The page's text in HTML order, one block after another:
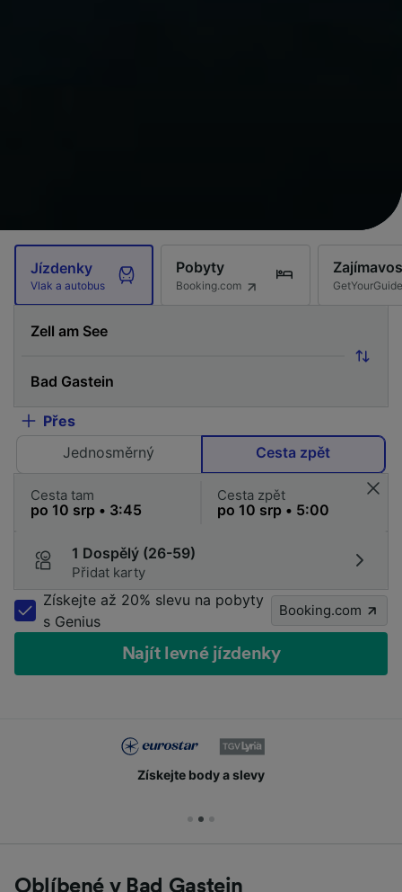
Jízdenky
Vlak a autobus
Pobyty
Booking.com GetYourGuide
Přes
Jednosměrný
Cesta zpět
Cesta tam Cesta zpět
1 Dospělý (26-59)
Přidat karty
Získejte až 20% slevu na pobyty
s Genius
Booking.com
Najít levné jízdenky
Získejte body a slevy
Oblíbené v Bad Gastein